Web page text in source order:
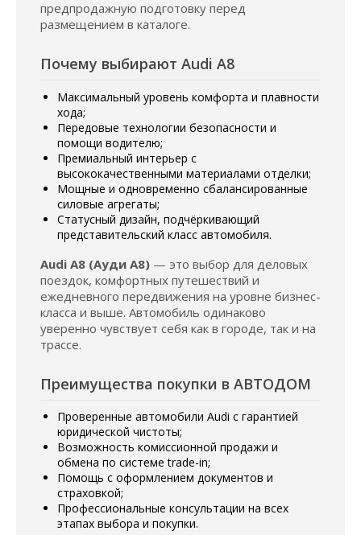
предпродажную подготовку перед
размещением в каталоге.
Почему выбирают Audi A8
Максимальный уровень комфорта и плавности
хода;
Передовые технологии безопасности и
помощи водителю;
Премиальный интерьер с
высококачественными материалами отделки;
Мощные и одновременно сбалансированные
силовые агрегаты;
Статусный дизайн, подчёркивающий
представительский класс автомобиля.
Audi A8 (Ауди А8) — это выбор для деловых
поездок, комфортных путешествий и
ежедневного передвижения на уровне бизнес-
класса и выше. Автомобиль одинаково
уверенно чувствует себя как в городе, так и на
трассе.
Преимущества покупки в АВТОДОМ
Проверенные автомобили Audi с гарантией
юридической чистоты;
Возможность комиссионной продажи и
обмена по системе trade-in;
Помощь с оформлением документов и
страховкой;
Профессиональные консультации на всех
этапах выбора и покупки.